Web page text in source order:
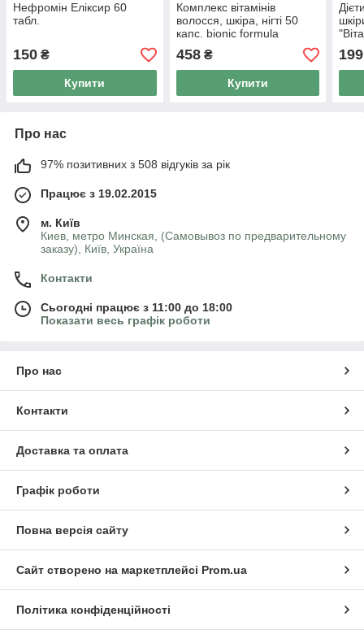
Нефромін Еліксир 60
табл.
150 ₴
Купити
Комплекс вітамінів
волосся, шкіра, нігті 50
капс. bionic formula
458₴
Купити
199
Про нас
97% позитивних з 508 відгуків за рік
Працює з 19.02.2015
м. Київ
Киев, метро Минская, (Самовывоз по предварительному
заказу), Київ, Україна
Контакти
Сьогодні працює з 11:00 до 18:00
Показати весь графік роботи
Про нас
Контакти
Доставка та оплата
Графік роботи
Повна версія сайту
Сайт створено на маркетплейсі Prom.ua
Політика конфіденційності